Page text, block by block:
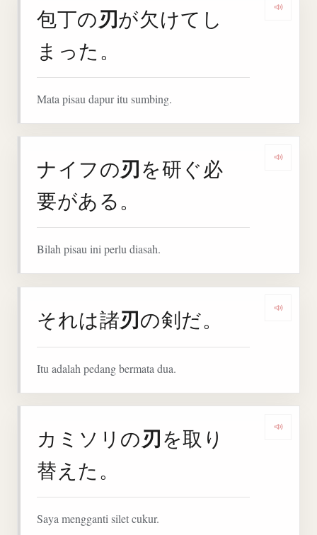
包丁の刃が欠けてし
まった。
Mata pisau dapur itu sumbing.
ナイフの刃を研ぐ必
要がある。
Bilah pisau ini perlu diasah.
それは諸刃の剣だ。
Itu adalah pedang bermata dua.
カミソリの刃を取り
替えた。
Saya mengganti silet cukur.